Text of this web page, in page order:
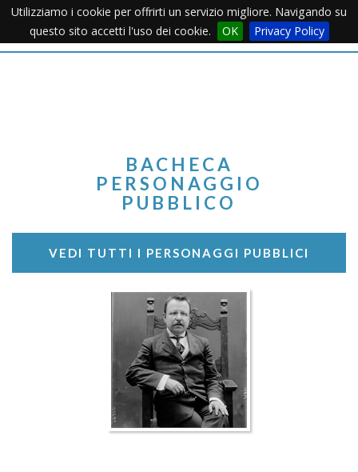
Utilizziamo i cookie per offrirti un servizio migliore. Navigando su
questo sito accetti l'uso dei cookie.
OK Privacy PolicyMenu
BACHECA
PERSONAGGIO
PUBBLICO
VEDI TUTTI I PERSONAGGI PUBBLICI